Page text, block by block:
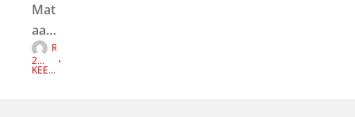
Mat
aace
h.co
m,
R
A
2
TAH
KEEP